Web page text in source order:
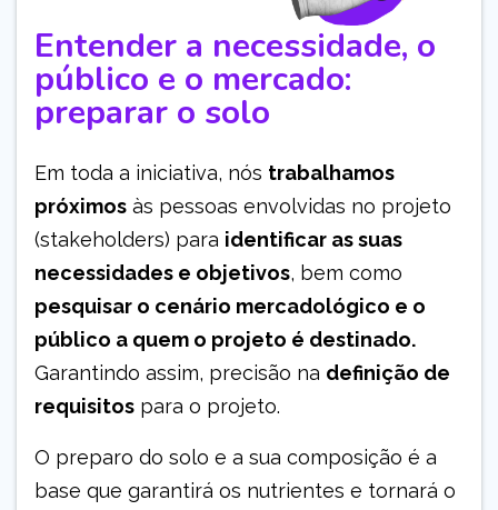
Entender a necessidade, o
público e o mercado:
preparar o solo
Em toda a iniciativa, nós trabalhamos
próximos às pessoas envolvidas no projeto
(stakeholders) para identificar as suas
necessidades e objetivos, bem como
pesquisar o cenário mercadológico e o
público a quem o projeto é destinado.
Garantindo assim, precisão na definição de
requisitos para o projeto.
O preparo do solo e a sua composição é a
base que garantirá os nutrientes e tornará o